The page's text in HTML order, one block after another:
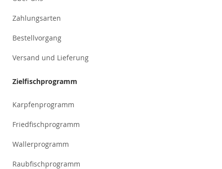
Zahlungsarten
Bestellvorgang
Versand und Lieferung
Zielfischprogramm
Karpfenprogramm
Friedfischprogramm
Wallerprogramm
Raubfischprogramm